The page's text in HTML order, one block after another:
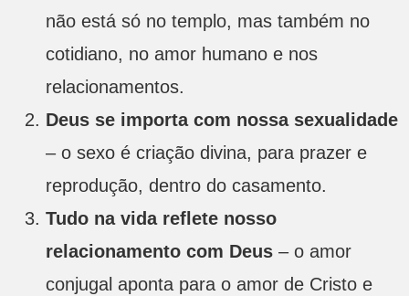
não está só no templo, mas também no
cotidiano, no amor humano e nos
relacionamentos.
Deus se importa com nossa sexualidade
– o sexo é criação divina, para prazer e
reprodução, dentro do casamento.
Tudo na vida reflete nosso
relacionamento com Deus – o amor
conjugal aponta para o amor de Cristo e